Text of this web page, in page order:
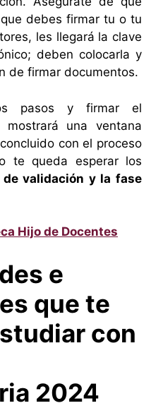
debes firmar tu o tu
les llegará la clave
deben colocarla y
de firmar documentos.
pasos y firmar el
una ventana
con el proceso
te queda esperar los
de validación y la fase
Hijo de Docentes
e
que te
con
2024